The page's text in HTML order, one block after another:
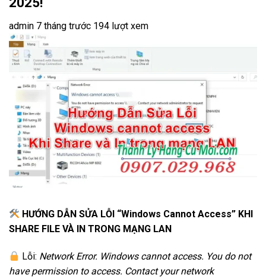
admin 7 tháng trước 194 lượt xem
HƯỚNG DẪN SỬA LỖI “Windows Cannot Access” KHI
SHARE FILE VÀ IN TRONG MẠNG LAN
Lỗi: Network Error. Windows cannot access. You do not
have permission to access. Contact your network